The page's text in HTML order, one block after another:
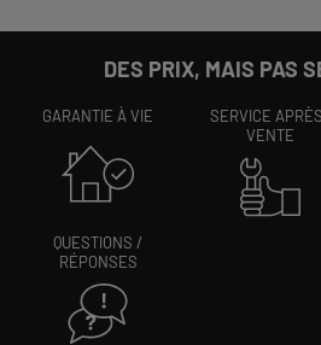
DES PRIX, MAIS PAS
GARANTIE À VIE
SERVICE
VENTE
QUESTIONS /
RÉPONSES